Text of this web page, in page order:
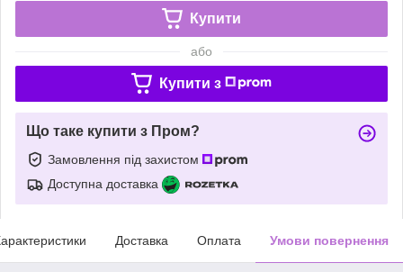
Купити
або
Купити з
Що таке купити з Пром?
Замовлення під захистом
Доступна доставка
Доставка Оплата Умови повернення